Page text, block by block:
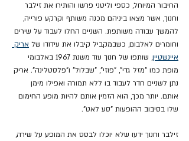
החיבור המיוחל, כספי וליטני פרשו והותירו את זילבר
וחנוך, אשר מצאו ביניהם מכנה משותף וקרקע פורייה,
להמשך עבודה משותפת. השניים החלו לעבוד על שירים
וחומרים לאלבום, כשבמקביל קיבלו את עידודו של אריק
איינשטיין
, שותפו של חנוך עוד משנת 1967 באלבומי
מופת כמו "מזל גדי", "פוזי", "שבלול" ו"פלסטלינה". אריק
נתן לשניים חדר לעבוד בו ללא תמורה ואפילו מימן
אותם. יותר מכך, הוא הזמין אותם להיות מופע החימום
שלו בסיבוב ההופעות "סע לאט".
זילבר וחנוך ידעו שלא יוכלו לבסס את המופע על שירה,